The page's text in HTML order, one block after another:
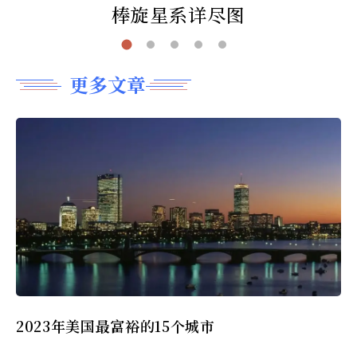
棒旋星系详尽图
更多文章
2023年美国最富裕的15个城市